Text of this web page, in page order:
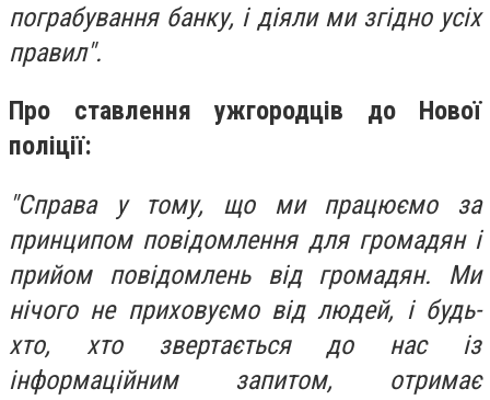
пограбування банку, і діяли ми згідно усіх
правил".
Про ставлення ужгородців до Нової
поліції:
"Справа у тому, що ми працюємо за
принципом повідомлення для громадян і
прийом повідомлень від громадян. Ми
нічого не приховуємо від людей, і будь-
хто, хто звертається до нас із
інформаційним запитом, отримає